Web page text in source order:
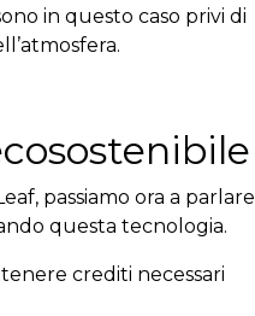
in questo caso privi di
passiamo ora a parlare
questa tecnologia.
crediti necessari